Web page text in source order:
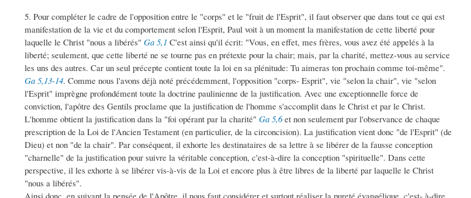
5. Pour compléter le cadre de l'opposition entre le "corps" et le "fruit de l'Esprit", il faut observer que dans tout ce qui est
manifestation de la vie et du comportement selon l'Esprit, Paul voit à un moment la manifestation de cette liberté pour
laquelle le Christ "nous a libérés" Ga 5,1 C'est ainsi qu'il écrit: "Vous, en effet, mes frères, vous avez été appelés à la
liberté; seulement, que cette liberté ne se tourne pas en prétexte pour la chair; mais, par la charité, mettez-vous au service
les uns des autres. Car un seul précepte contient toute la loi en sa plénitude: Tu aimeras ton prochain comme toi-même".
Ga 5,13-14. Comme nous l'avons déjà noté précédemment, l'opposition "corps- Esprit", vie "selon la chair", vie "selon
l'Esprit" imprègne profondément toute la doctrine paulinienne de la justification. Avec une exceptionnelle force de
conviction, l'apôtre des Gentils proclame que la justification de l'homme s'accomplit dans le Christ et par le Christ.
L'homme obtient la justification dans la "foi opérant par la charité" Ga 5,6et non seulement par l'observance de chaque
prescription de la Loi de l'Ancien Testament (en particulier, de la circoncision). La justification vient donc "de l'Esprit" (de
Dieu) et non "de la chair". Par conséquent, il exhorte les destinataires de sa lettre à se libérer de la fausse conception
"charnelle" de la justification pour suivre la véritable conception, c'est-à-dire la conception "spirituelle". Dans cette
perspective, il les exhorte à se libérer vis-à-vis de la Loi et encore plus à être libres de la liberté par laquelle le Christ
"nous a libérés".